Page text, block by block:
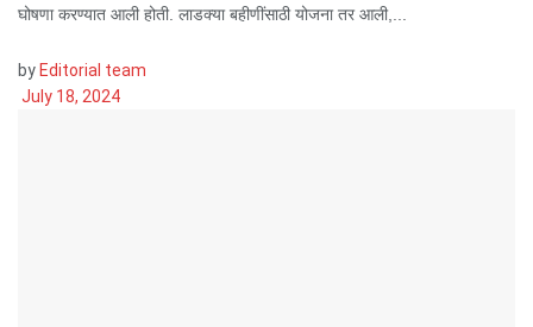
घोषणा करण्यात आली होती. लाडक्या बहीणींसाठी योजना तर आली,...
by Editorial team
July 18, 2024